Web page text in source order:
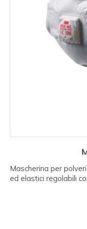
Mascherina per
ed elastici regolabili